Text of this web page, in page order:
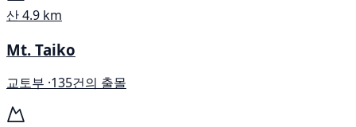
산4.9 km
Mt. Taiko
교토부 ·135건의 출몰